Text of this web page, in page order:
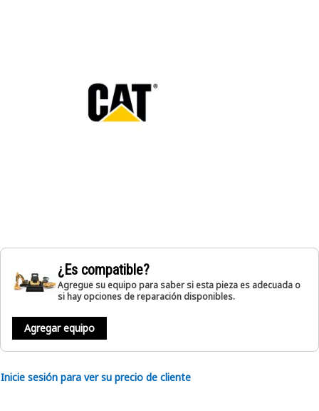
¿Es compatible?
Agregue su equipo para saber si esta pieza es adecuada o
si hay opciones de reparación disponibles.
Agregar equipo
Inicie sesión para ver su precio de cliente